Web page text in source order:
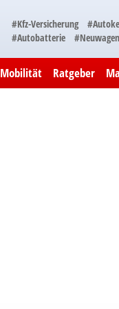
#Kfz-Versicherung
#Autobatterie
#Neuwagen
Mobilität Ratgeber